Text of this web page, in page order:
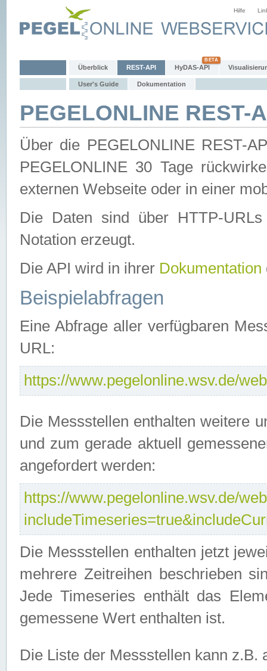
Hilfe
Überblick REST-API HyDAS-API
User's Guide Dokumentation
PEGELONLINE REST-
Über die PEGELONLINE REST-
PEGELONLINE 30 Tage
externen Webseite oder in einer
Die Daten sind über HTTP-
Notation erzeugt.
Die API wird in ihrer Dokumentation
Beispielabfragen
Eine Abfrage aller verfügbaren
URL:
https://www.pegelonline.wsv.de/
Die Messstellen enthalten weitere
und zum gerade aktuell
angefordert werden:
https://www.pegelonline.wsv.de/
Die Messstellen enthalten jetzt
mehrere Zeitreihen beschrieben
Jede Timeseries enthält das
gemessene Wert enthalten ist.
Die Liste der Messstellen kann